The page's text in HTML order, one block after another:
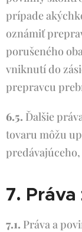
prípade
oznámiť
porušeného
vniknutí do
prepravcu
6.5. Ďalšie
tovaru môžu
7.
7.1. Práva a